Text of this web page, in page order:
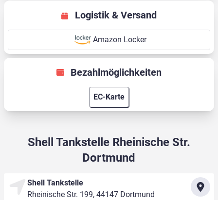
Logistik & Versand
Amazon Locker
Bezahlmöglichkeiten
EC-Karte
Shell Tankstelle Rheinische Str.
Dortmund
Shell Tankstelle
Rheinische Str. 199, 44147 Dortmund